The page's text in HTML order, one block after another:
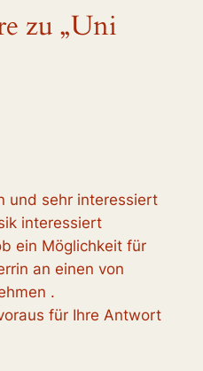
zu „Uni
und sehr interessiert
interessiert
ein Möglichkeit für
an einen von
.
für Ihre Antwort